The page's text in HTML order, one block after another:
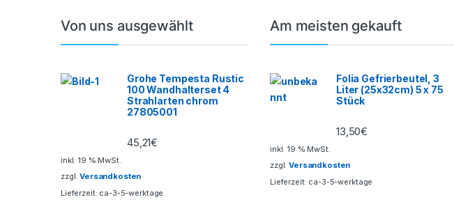
Von uns ausgewählt
Grohe Tempesta Rustic
100 Wandhalterset 4
Strahlarten chrom
27805001
45,21€
inkl. 19 % MwSt.
zzgl.Versandkosten
Lieferzeit: ca-3-5-werktage
Am meisten gekauft
Folia Gefrierbeutel, 3
Liter (25x32cm) 5 x 75
Stück
13,50€
inkl. 19 % MwSt.
zzgl.Versandkosten
Lieferzeit: ca-3-5-werktage